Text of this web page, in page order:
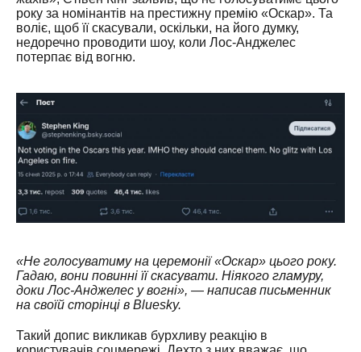
року за номінантів на престижну премію «Оскар». Та
воліє, щоб її скасували, оскільки, на його думку,
недоречно проводити шоу, коли Лос-Анджелес
потерпає від вогню.
«Не голосуватиму на церемонії «Оскар» цього року.
Гадаю, вони повинні її скасувати. Ніякого гламуру,
доки Лос-Анджелес у вогні», — написав письменник
на своїй сторінці в Bluesky.
Такий допис викликав бурхливу реакцію в